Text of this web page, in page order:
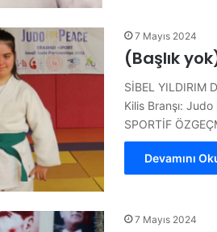
7 Mayıs 2024
(Başlık
SİBEL YILDIRIM
Kilis Branşı:
SPORTİF
Devamını
7 Mayıs 2024